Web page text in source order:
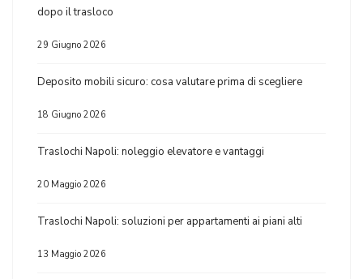
dopo il trasloco
29 Giugno 2026
Deposito mobili sicuro: cosa valutare prima di scegliere
18 Giugno 2026
Traslochi Napoli: noleggio elevatore e vantaggi
20 Maggio 2026
Traslochi Napoli: soluzioni per appartamenti ai piani alti
13 Maggio 2026